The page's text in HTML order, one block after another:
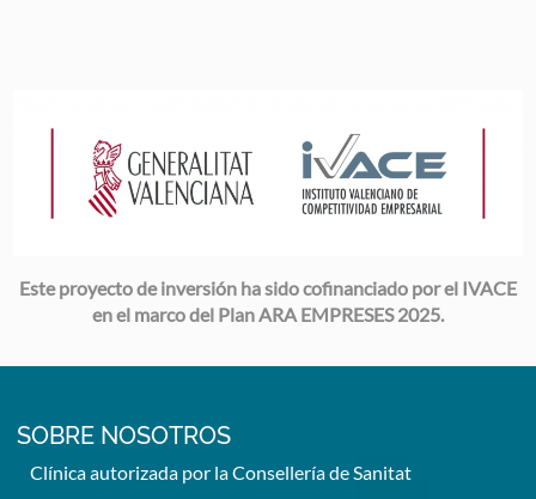
Este proyecto de inversión ha sido cofinanciado por el IVACE
en el marco del Plan ARA EMPRESES 2025.
SOBRE NOSOTROS
Clínica autorizada por la Consellería de Sanitat